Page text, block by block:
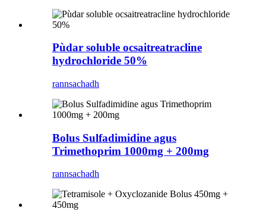
Pùdar soluble ocsaitreatracline
hydrochloride 50%
rannsachadh
Bolus Sulfadimidine agus
Trimethoprim 1000mg + 200mg
rannsachadh